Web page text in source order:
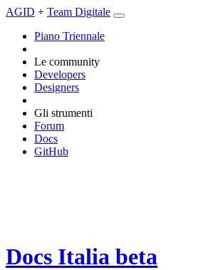
AGID + Team Digitale
Piano Triennale
Le community
Developers
Designers
Gli strumenti
Forum
Docs
GitHub
Docs Italia beta